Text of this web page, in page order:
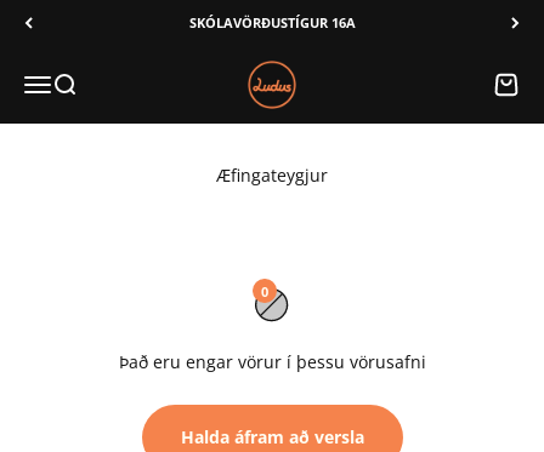
Áfram í innihald SKÓLAVÖRÐUSTÍGUR 16A
Valmynd
Leita Ludus Karfa
0
Það eru engar vörur í þessu vörusafni
Halda áfram að versla